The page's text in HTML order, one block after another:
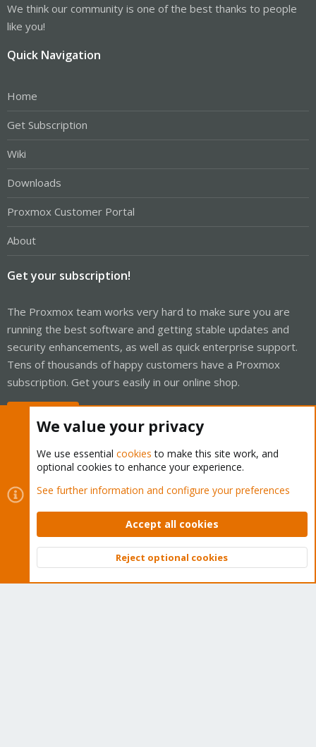
We think our community is one of the best thanks to people
like you!
Quick Navigation
Home
Get Subscription
Wiki
Downloads
Proxmox Customer Portal
About
Get your subscription!
The Proxmox team works very hard to make sure you are
running the best software and getting stable updates and
security enhancements, as well as quick enterprise support.
Tens of thousands of happy customers have a Proxmox
subscription. Get yours easily in our online shop.
Cookies
Proxmox Support Forum - Light Mode
Contact us
Terms and rules Privacy policy Help Home
Community platform by XenForo © 2010-2026 XenForo Ltd.
Top
We value your privacy
We use essential cookies to make this site work, and
optional cookies to enhance your experience.
See further information and configure your preferences
Accept all cookies
Reject optional cookies